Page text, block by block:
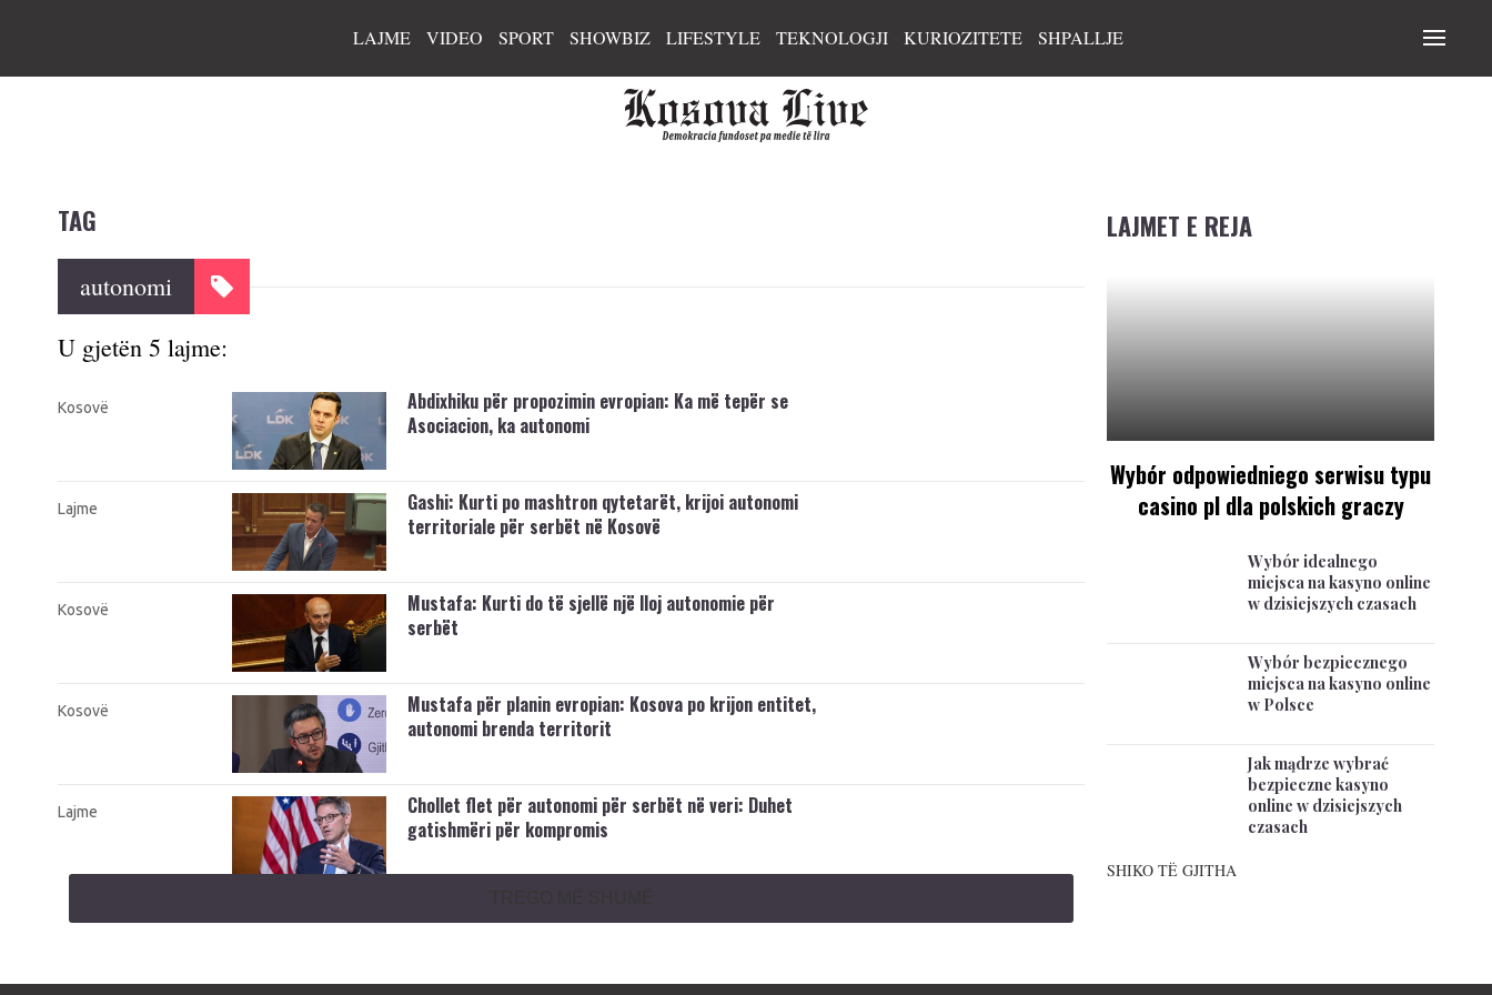
LAJME VIDEO SPORT SHOWBIZ LIFESTYLE TEKNOLOGJI KURIOZITETE SHPALLJE
TAG
autonomi
U gjetën 5 lajme:
Kosovë
Abdixhiku për propozimin evropian: Ka më tepër se
Asociacion, ka autonomi
Lajme
Gashi: Kurti po mashtron qytetarët, krijoi autonomi
territoriale për serbët në Kosovë
Kosovë
Mustafa: Kurti do të sjellë një lloj autonomie për
serbët
Kosovë
Mustafa për planin evropian: Kosova po krijon entitet,
autonomi brenda territorit
Lajme
Chollet flet për autonomi për serbët në veri: Duhet
gatishmëri për kompromis
LAJMET E REJA
Wybór odpowiedniego serwisu typu
casino pl dla polskich graczy
Wybór idealnego
miejsca na kasyno online
w dzisiejszych czasach
Wybór bezpiecznego
miejsca na kasyno online
w Polsce
Jak mądrze wybrać
bezpieczne kasyno
online w dzisiejszych
czasach
SHIKO TË GJITHA